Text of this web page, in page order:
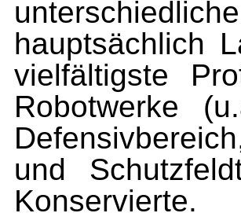
hauptsächlich
vielfältigste
Robotwerke
und
Konservierte.